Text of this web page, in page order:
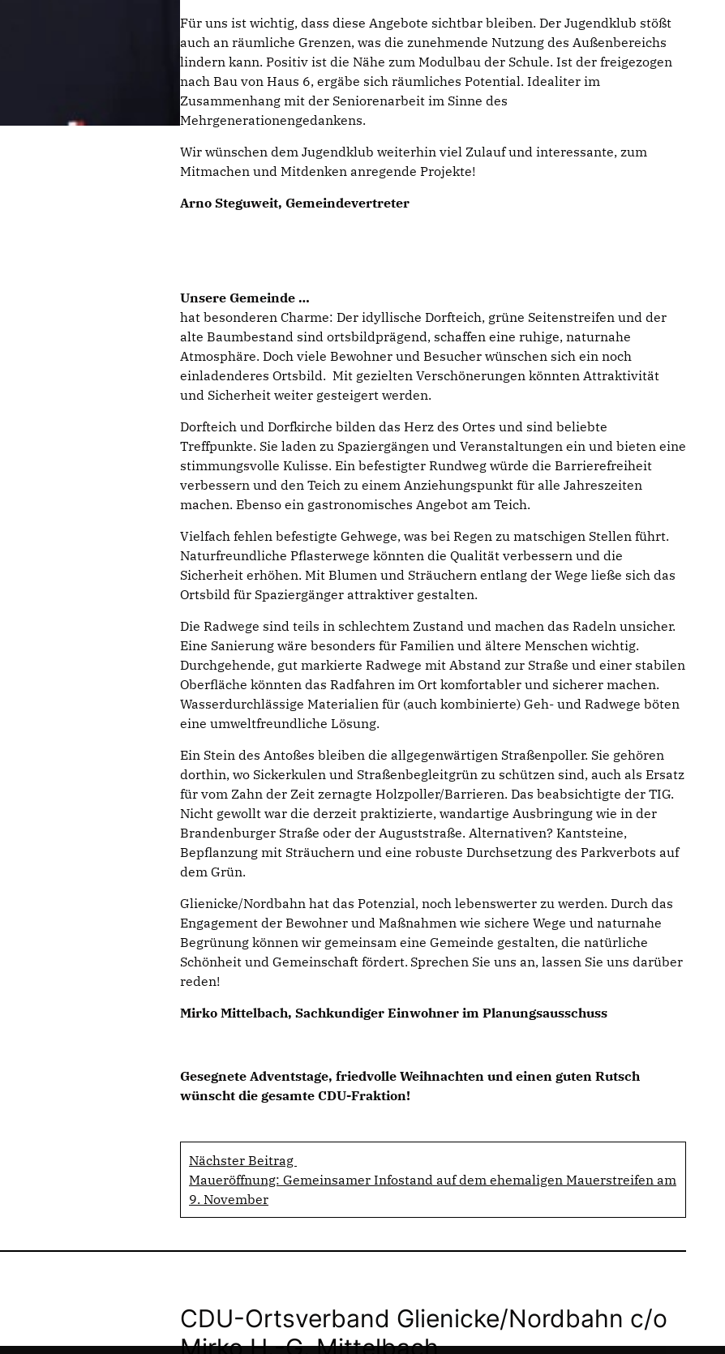
Für uns ist wichtig, dass diese Angebote sichtbar bleiben. Der Jugendklub stößt
auch an räumliche Grenzen, was die zunehmende Nutzung des Außenbereichs
lindern kann. Positiv ist die Nähe zum Modulbau der Schule. Ist der freigezogen
nach Bau von Haus 6, ergäbe sich räumliches Potential. Idealiter im
Zusammenhang mit der Seniorenarbeit im Sinne des
Mehrgenerationengedankens.
Wir wünschen dem Jugendklub weiterhin viel Zulauf und interessante, zum
Mitmachen und Mitdenken anregende Projekte!
Arno Steguweit, Gemeindevertreter
Unsere Gemeinde
hat besonderen Charme: Der idyllische Dorfteich, grüne Seitenstreifen und der
alte Baumbestand sind ortsbildprägend, schaffen eine ruhige, naturnahe
Atmosphäre. Doch viele Bewohner und Besucher wünschen sich ein noch
einladenderes Ortsbild. Mit gezielten Verschönerungen könnten Attraktivität
und Sicherheit weiter gesteigert werden.
Dorfteich und Dorfkirche bilden das Herz des Ortes und sind beliebte
Treffpunkte. Sie laden zu Spaziergängen und Veranstaltungen ein und bieten eine
stimmungsvolle Kulisse. Ein befestigter Rundweg würde die Barrierefreiheit
verbessern und den Teich zu einem Anziehungspunkt für alle Jahreszeiten
machen. Ebenso ein gastronomisches Angebot am Teich.
Vielfach fehlen befestigte Gehwege, was bei Regen zu matschigen Stellen führt.
Naturfreundliche Pflasterwege könnten die Qualität verbessern und die
Sicherheit erhöhen. Mit Blumen und Sträuchern entlang der Wege ließe sich das
Ortsbild für Spaziergänger attraktiver gestalten.
Die Radwege sind teils in schlechtem Zustand und machen das Radeln unsicher.
Eine Sanierung wäre besonders für Familien und ältere Menschen wichtig.
Durchgehende, gut markierte Radwege mit Abstand zur Straße und einer stabilen
Oberfläche könnten das Radfahren im Ort komfortabler und sicherer machen.
Wasserdurchlässige Materialien für (auch kombinierte) Geh- und Radwege böten
eine umweltfreundliche Lösung.
Ein Stein des Antoßes bleiben die allgegenwärtigen Straßenpoller. Sie gehören
dorthin, wo Sickerkulen und Straßenbegleitgrün zu schützen sind, auch als Ersatz
für vom Zahn der Zeit zernagte Holzpoller/Barrieren. Das beabsichtigte der TIG.
Nicht gewollt war die derzeit praktizierte, wandartige Ausbringung wie in der
Brandenburger Straße oder der Auguststraße. Alternativen? Kantsteine,
Bepflanzung mit Sträuchern und eine robuste Durchsetzung des Parkverbots auf
dem Grün.
Glienicke/Nordbahn hat das Potenzial, noch lebenswerter zu werden. Durch das
Engagement der Bewohner und Maßnahmen wie sichere Wege und naturnahe
Begrünung können wir gemeinsam eine Gemeinde gestalten, die natürliche
Schönheit und Gemeinschaft fördert. Sprechen Sie uns an, lassen Sie uns darüber
reden!
Mirko Mittelbach, Sachkundiger Einwohner im Planungsausschuss
Gesegnete Adventstage, friedvolle Weihnachten und einen guten Rutsch
wünscht die gesamte CDU-Fraktion!
Nächster Beitrag
Maueröffnung: Gemeinsamer Infostand auf dem ehemaligen Mauerstreifen am
9. November
CDU-Ortsverband Glienicke/Nordbahn c/o
Mirko H.-G. Mittelbach